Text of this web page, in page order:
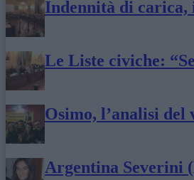
Indennità di carica,
Le Liste civiche:
Osimo, l’analisi
Argentina Severini